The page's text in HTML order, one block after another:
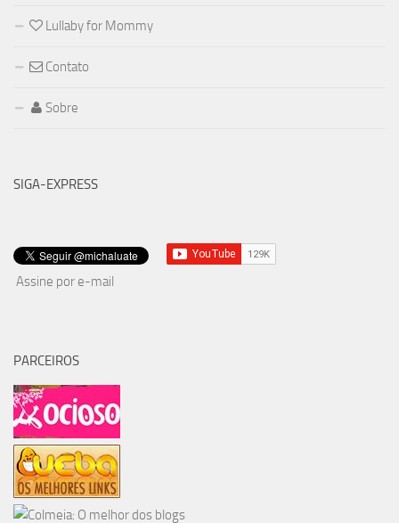
Lullaby for Mommy
Contato
Sobre
SIGA-EXPRESS
Assine por e-mail
PARCEIROS